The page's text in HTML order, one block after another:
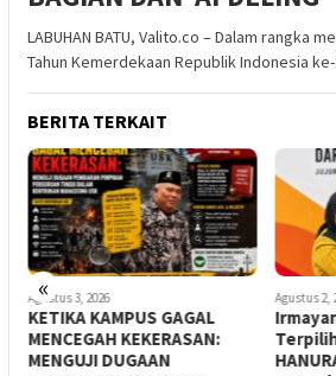
LABUHAN BATU, Valito.co – Dalam rangka
Tahun Kemerdekaan Republik Indonesia
BERITA TERKAIT
«
Agustus 3, 2026
KETIKA KAMPUS GAGAL
MENCEGAH KEKERASAN:
MENGUJI DUGAAN
Agustus 2,